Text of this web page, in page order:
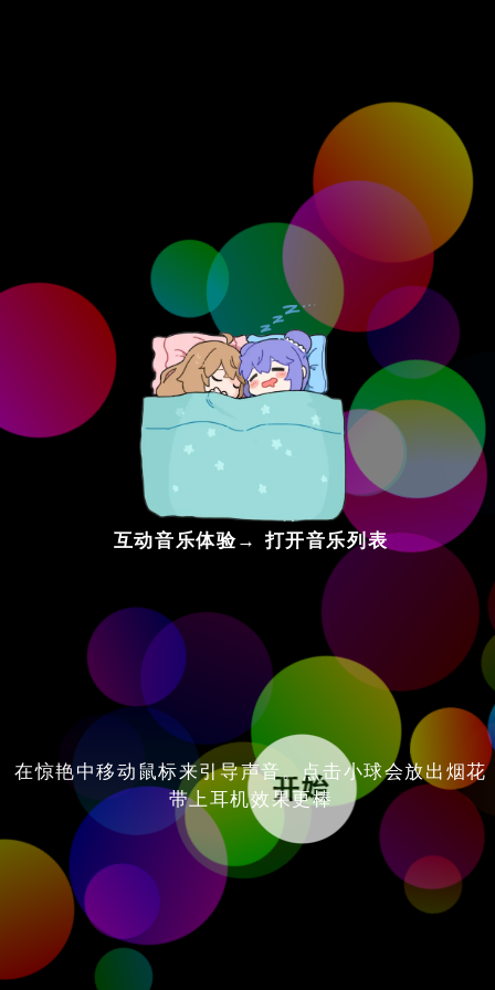
互动音乐体验→ 打开音乐列表
在惊艳中移动鼠标来引导声音。点击小球会放出烟花
带上耳机效果更棒